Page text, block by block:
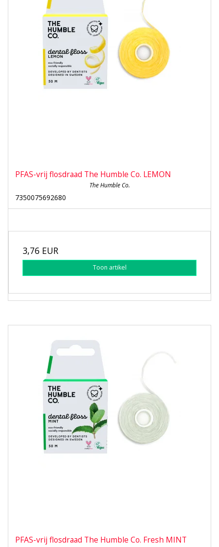
PFAS-vrij flosdraad The Humble Co. LEMON
The Humble Co.
7350075692680
3,76 EUR
Toon artikel
PFAS-vrij flosdraad The Humble Co. Fresh MINT